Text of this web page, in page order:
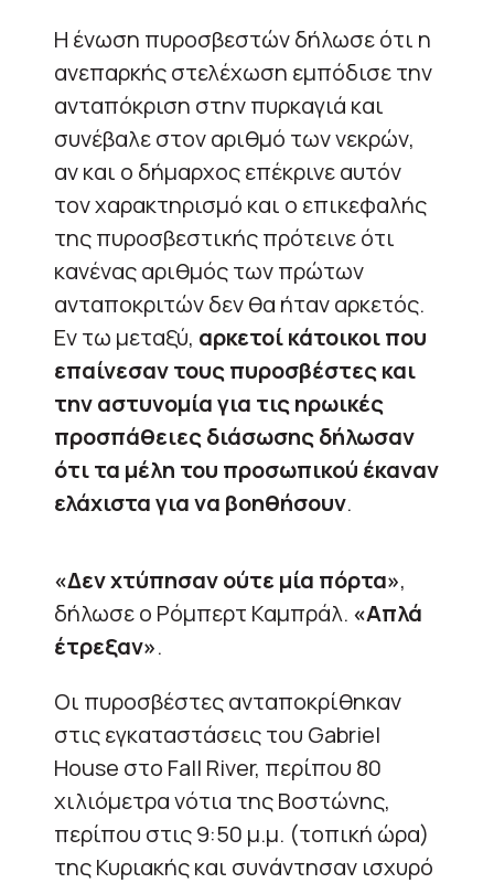
Η ένωση πυροσβεστών δήλωσε ότι η
ανεπαρκής στελέχωση εμπόδισε την
ανταπόκριση στην πυρκαγιά και
συνέβαλε στον αριθμό των νεκρών,
αν και ο δήμαρχος επέκρινε αυτόν
τον χαρακτηρισμό και ο επικεφαλής
της πυροσβεστικής πρότεινε ότι
κανένας αριθμός των πρώτων
ανταποκριτών δεν θα ήταν αρκετός.
Εν τω μεταξύ, αρκετοί κάτοικοι που
επαίνεσαν τους πυροσβέστες και
την αστυνομία για τις ηρωικές
προσπάθειες διάσωσης δήλωσαν
ότι τα μέλη του προσωπικού έκαναν
ελάχιστα για να βοηθήσουν.
«Δεν χτύπησαν ούτε μία πόρτα»,
δήλωσε ο Ρόμπερτ Καμπράλ. «Απλά
έτρεξαν».
Οι πυροσβέστες ανταποκρίθηκαν
στις εγκαταστάσεις του Gabriel
House στο Fall River, περίπου 80
χιλιόμετρα νότια της Βοστώνης,
περίπου στις 9:50 μ.μ. (τοπική ώρα)
της Κυριακής και συνάντησαν ισχυρό